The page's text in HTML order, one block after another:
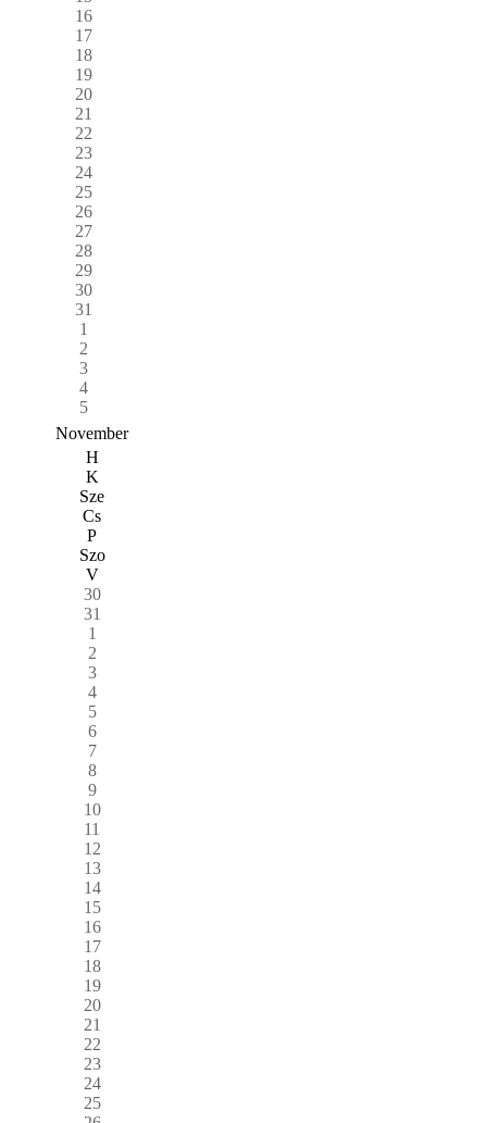
16
17
18
19
20
21
22
23
24
25
26
27
28
29
30
31
1
2
3
4
5
November
H
K
Sze
Cs
P
Szo
V
30
31
1
2
3
4
5
6
7
8
9
10
11
12
13
14
15
16
17
18
19
20
21
22
23
24
25